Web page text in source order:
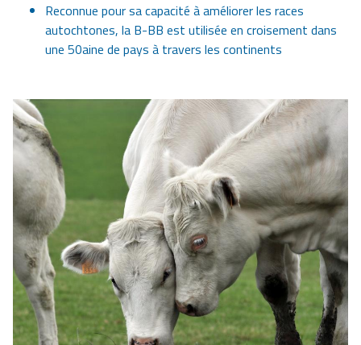
Reconnue pour sa capacité à améliorer les races
autochtones, la B-BB est utilisée en croisement dans
une 50aine de pays à travers les continents
Image